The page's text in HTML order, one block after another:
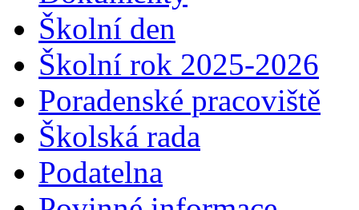
Školní den
Školní rok 2025-2026
Poradenské pracoviště
Školská rada
Podatelna